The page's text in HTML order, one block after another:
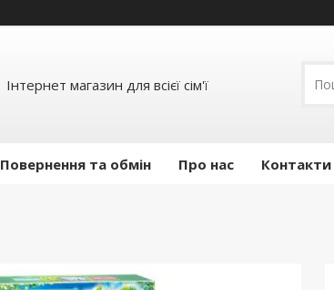
Інтернет магазин для всієї сім'ї
Повернення та обмін Про нас Контакти